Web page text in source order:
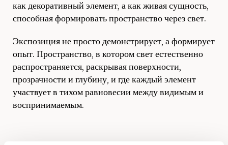
как декоративный элемент, а как живая сущность,
способная формировать пространство через свет.
Экспозиция не просто демонстрирует, а формирует
опыт. Пространство, в котором свет естественно
распространяется, раскрывая поверхности,
прозрачности и глубину, и где каждый элемент
участвует в тихом равновесии между видимым и
воспринимаемым.